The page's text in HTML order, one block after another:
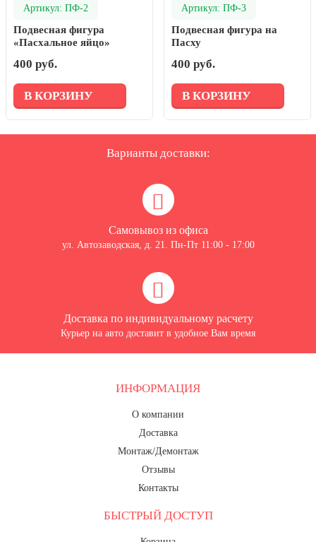
Артикул: ПФ-2
Подвесная фигура
«Пасхальное яйцо»
400 руб.
В КОРЗИНУ
Артикул: ПФ-3
Подвесная фигура на
Пасху
400 руб.
В КОРЗИНУ
Варианты доставки:
Самовывоз из офиса
ул. Автозаводская, д. 21. Пн-Пт 11:00 - 17:00
Доставка по индивидуальному расчету
Курьер на авто доставит в удобное Вам время
ИНФОРМАЦИЯ
О компании
Доставка
Монтаж/Демонтаж
Отзывы
Контакты
БЫСТРЫЙ ДОСТУП